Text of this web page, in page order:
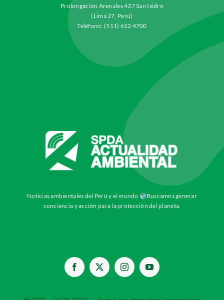
Prolongación Arenales 437 San Isidro
(Lima 27, Perú)
Teléfono: (511) 612 4700
Noticias ambientales del Perú y el mundo
Buscamos generar
conciencia y acción para la protección del planeta.